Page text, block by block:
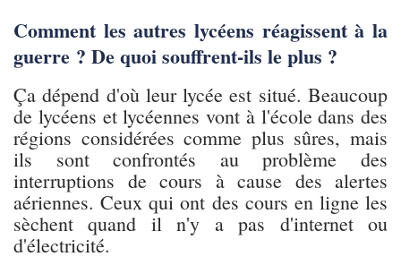
Comment les autres lycéens réagissent à la
guerre ? De quoi souffrent-ils le plus ?
Ça dépend d'où leur lycée est situé. Beaucoup
de lycéens et lycéennes vont à l'école dans des
régions considérées comme plus sûres, mais
ils sont confrontés au problème des
interruptions de cours à cause des alertes
aériennes. Ceux qui ont des cours en ligne les
sèchent quand il n'y a pas d'internet ou
d'électricité.